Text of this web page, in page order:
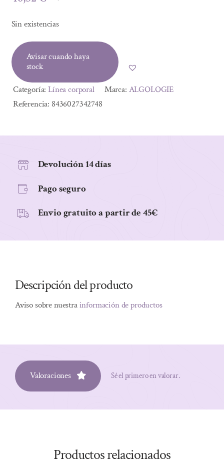
El
era:
20,91 €.
El
es:
16,52 €.
Sin existencias
Avisar cuando haya
stock
Categoría:Línea corporal Marca: ALGOLOGIE
Referencia: 8436027342748
Devolución 14 días
Pago seguro
Envio gratuito a partir de 45€
Descripción del producto
Aviso sobre nuestrainformación de productos
Valoraciones Sé el primero en valorar.
Productos relacionados